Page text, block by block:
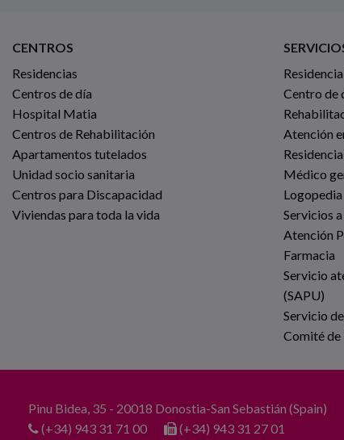
CENTROS
Residencias
Centros de día
Hospital Matia
Centros de Rehabilitación
Apartamentos tutelados
Unidad socio sanitaria
Centros para Discapacidad
Viviendas para toda la vida
Centro de
Atención
Médico
Logopedia
Servicios
Atención
Farmacia
Servicio
(SAPU)
Servicio
Comité de
Pinu Bidea, 35 - 20018 Donostia-San Sebastián (Spain)
(+34) 943 31 71 00
(+34) 943 31 27 01